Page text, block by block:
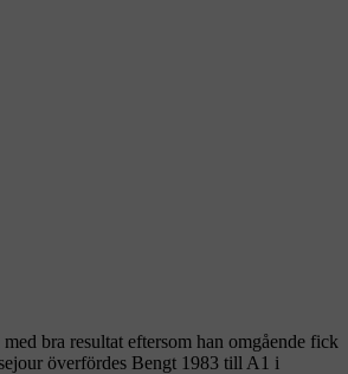
bra resultat eftersom han omgående fick
överfördes Bengt 1983 till A1 i